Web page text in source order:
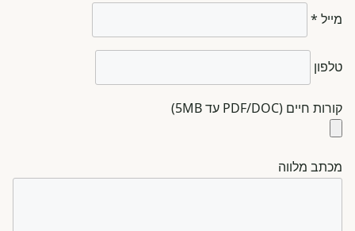
מייל *
טלפון
קורות חיים (PDF/DOC עד 5MB)
מכתב מלווה